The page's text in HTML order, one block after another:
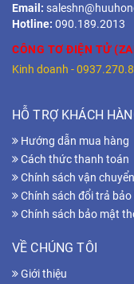
Email:
Hotline: 090.189.2013
CÔNG TƠ ĐIỆN TỬ
Kinh doanh -
HỖ TRỢ KHÁCH
Hướng dẫn mua hàng
Cách thức thanh toán
Chính sách vận chuyển
Chính sách đổi trả bảo
Chính sách bảo mật
VỀ CHÚNG TÔI
Giới thiệu